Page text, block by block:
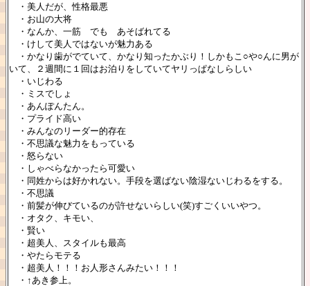
・美人だが、性格最悪
・お山の大将
・なんか、一筋 でも あそばれてる
・けして美人ではないが魅力ある
・かなり歯がでていて、かなり知ったかぶり！しかもこ○や○んに男が
いて、２週間に１回はお泊りをしていてヤリっぱなしらしい
・いじわる
・ミスでしょ
・あんぽんたん。
・プライド高い
・みんなのリーダー的存在
・不思議な魅力をもっている
・怒らない
・しゃべらなかったら可愛い
・同姓からは好かれない。手段を選ばない陰湿ないじわるをする。
・不思議
・前髪が伸びているのが許せないらしい(笑)すごくいいやつ。
・オタク、キモい、
・賢い
・超美人、スタイルも最高
・やたらモテる
・超美人！！！お人形さんみたい！！！
・↑あき参上。